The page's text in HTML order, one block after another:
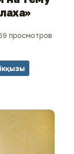
просмотров